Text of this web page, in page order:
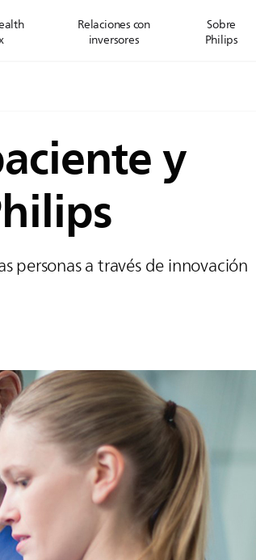
Relaciones con
inversores
Sobre
Philips
y
personas a través de innovación